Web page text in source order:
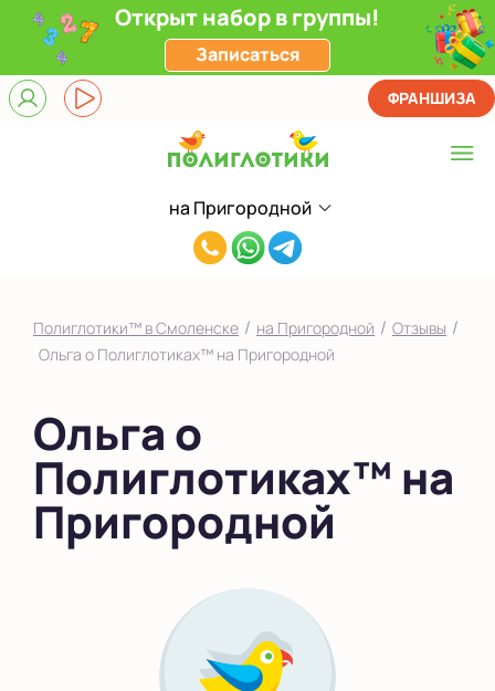
Открыт набор в группы!
Записаться
на Пригородной
Выберите центр
на Пригородной
Показать на карте
8(920)663-
ФРАНШИЗА
Полиглотики™ в Смоленске / на Пригородной / Отзывы /
Ольга о Полиглотиках™ на Пригородной
Ольга о
Полиглотиках™ на
Пригородной